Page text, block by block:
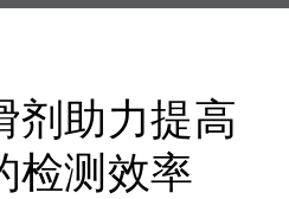
剂助力提高
检测效率